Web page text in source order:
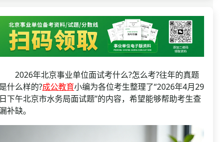
分数线
资格复审
面试补录
公务员课程
教师资格/教师编制
国企/银行考试
年北京事业单位面试考什么?怎么考?往年的真题
什么样的?成公教育小编为各位考生整理了“2026年4月29
下午北京市水务局面试题”的内容，希望能够帮助考生查
补缺。